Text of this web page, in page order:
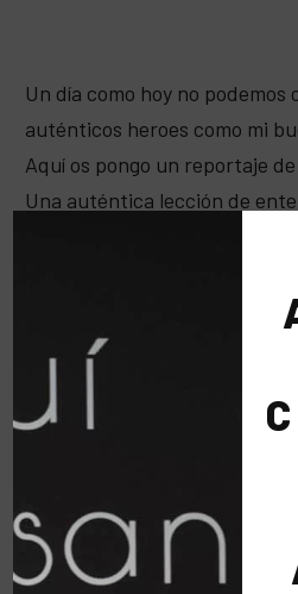
Un día como hoy no podemos
auténticos heroes como mi
Aquí os pongo un reportaje
Una auténtica lección de